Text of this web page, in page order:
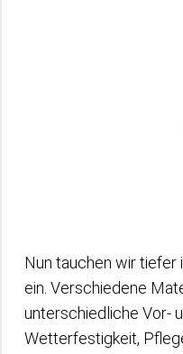
Nun tauchen wir tiefer
ein. Verschiedene
unterschiedliche Vor-
Wetterfestigkeit,